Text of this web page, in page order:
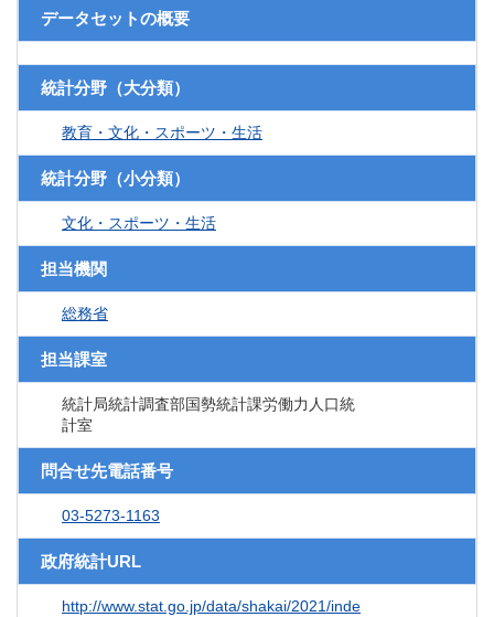
データセットの概要
統計分野（大分類）
教育・文化・スポーツ・生活
統計分野（小分類）
文化・スポーツ・生活
担当機関
総務省
担当課室
統計局統計調査部国勢統計課労働力人口統
計室
問合せ先電話番号
03-5273-1163
政府統計URL
http://www.stat.go.jp/data/shakai/2021/inde